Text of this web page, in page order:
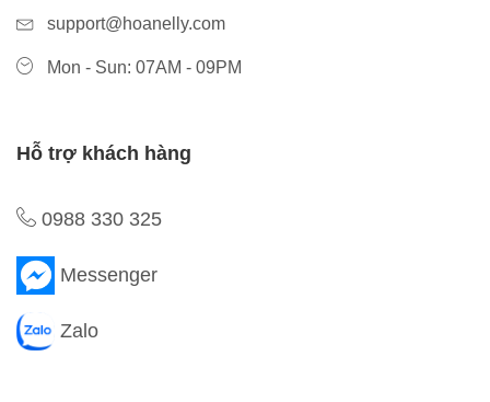
support@hoanelly.com
Mon - Sun: 07AM - 09PM
Hỗ trợ khách hàng
0988 330 325
Messenger
Zalo